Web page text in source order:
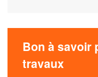
Bon à savoir
travaux